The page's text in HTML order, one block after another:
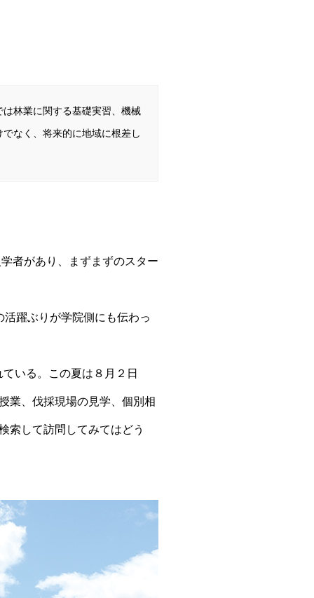
林業に関する基礎実習、機械
なく、将来的に地域に根差し
者があり、まずまずのスター
躍ぶりが学院側にも伝わっ
いる。この夏は８月２日
業、伐採現場の見学、個別相
索して訪問してみてはどう